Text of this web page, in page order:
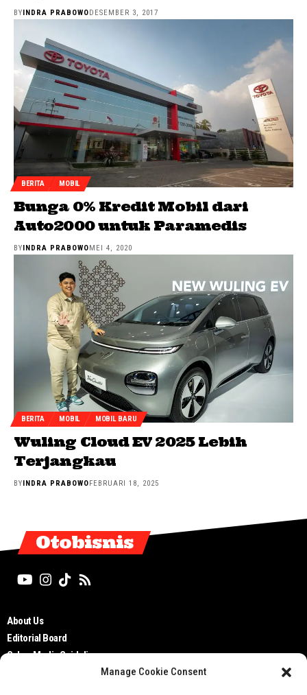
Manage Cookie Consent
BY INDRA PRABOWO DESEMBER 3, 2017
BERITA MOBIL
Bunga 0% Kredit Mobil dari
Auto2000 untuk Paramedis
BYINDRA PRABOWOMEI 4, 2020
BERITA MOBIL MOBIL BARU
Wuling Cloud EV 2025 Lebih
Terjangkau
BYINDRA PRABOWOFEBRUARI 18, 2025
Otobisnis
About Us
Editorial Board
Cyber Media Guidelines